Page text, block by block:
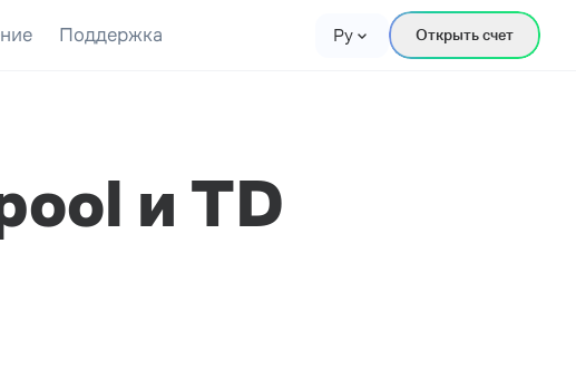
Поддержка Ру Открыть счет
и TD